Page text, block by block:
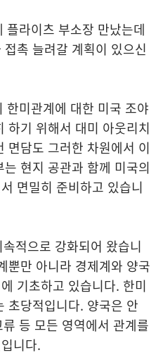
라이츠 부소장 만났는데
촉 늘려갈 계획이 있으신
미관계에 대한 미국 조야
하기 위해서 대미 아웃리치
면담도 그러한 차원에서 이
현지 공관과 함께 미국의
면밀히 준비하고 있습니
적으로 강화되어 왔습니
뿐만 아니라 경제계와 양국
기초하고 있습니다. 한미
초당적입니다. 양국은 안
등 모든 영역에서 관계를
니다.